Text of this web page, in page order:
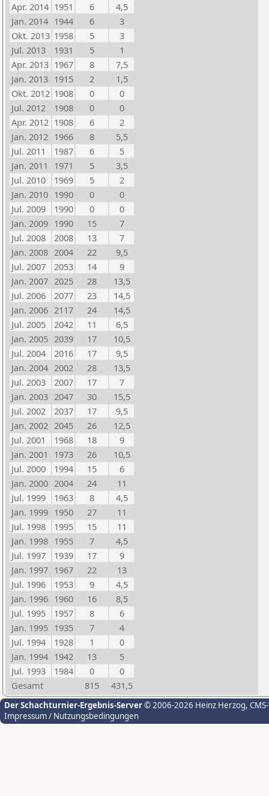
Apr. 2014 1951 6
4,5
Jan. 2014 1944 6
3
Okt. 2013 1958 5
3
Jul. 2013
1931 5
1
Apr. 2013 1967 8
7,5
Jan. 2013 1915 2
1,5
Okt. 2012 1908 0
0
Jul. 2012
1908 0
0
Apr. 2012 1908 6
2
Jan. 2012 1966 8
5,5
Jul. 2011
1987 6
5
Jan. 2011
1971 5
3,5
Jul. 2010
1969 5
2
Jan. 2010 1990 0
0
Jul. 2009
1990 0
0
Jan. 2009 1990 15
7
Jul. 2008
2008 13
7
Jan. 2008 2004 22
9,5
Jul. 2007
2053 14
9
Jan. 2007 2025 28
13,5
Jul. 2006
2077 23
14,5
Jan. 2006 2117 24
14,5
Jul. 2005
2042 11
6,5
Jan. 2005 2039 17
10,5
Jul. 2004
2016 17
9,5
Jan. 2004 2002 28
13,5
Jul. 2003
2007 17
7
Jan. 2003 2047 30
15,5
Jul. 2002
2037 17
9,5
Jan. 2002 2045 26
12,5
Jul. 2001
1968 18
9
Jan. 2001
1973 26
10,5
Jul. 2000
1994 15
6
Jan. 2000 2004 24
11
Jul. 1999
1963 8
4,5
Jan. 1999 1950 27
11
Jul. 1998
1995 15
11
Jan. 1998 1955 7
4,5
Jul. 1997
1939 17
9
Jan. 1997 1967 22
13
Jul. 1996
1953 9
4,5
Jan. 1996 1960 16
8,5
Jul. 1995
1957 8
6
Jan. 1995 1935 7
4
Jul. 1994
1928 1
0
Jan. 1994 1942 13
5
Jul. 1993
1984 0
0
Gesamt
815 431,5
Der Schachturnier-Ergebnis-Server© 2006-2026 Heinz Herzog,
Impressum / Nutzungsbedingungen